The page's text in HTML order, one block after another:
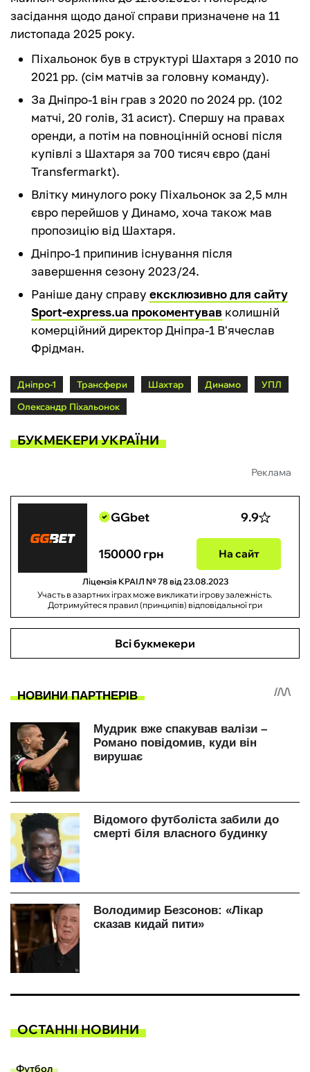
засідання щодо даної справи призначене на 11
листопада 2025 року.
Піхальонок був в структурі Шахтаря з 2010 по
2021 рр. (сім матчів за головну команду).
За Дніпро-1 він грав з 2020 по 2024 рр. (102
матчі, 20 голів, 31 асист). Спершу на правах
оренди, а потім на повноцінній основі після
купівлі з Шахтаря за 700 тисяч євро (дані
Transfermarkt).
Влітку минулого року Піхальонок за 2,5 млн
євро перейшов у Динамо, хоча також мав
пропозицію від Шахтаря.
Дніпро-1 припинив існування після
завершення сезону 2023/24.
Раніше дану справу ексклюзивно для сайту
Sport-express.ua прокоментував колишній
комерційний директор Дніпра-1 В'ячеслав
Фрідман.
Дніпро-1 Трансфери Шахтар Динамо
УПЛ
Олександр Піхальонок
БУКМЕКЕРИ УКРАЇНИ
Реклама
GGbet 9.9
150000 грн На сайт
Ліцензія КРАІЛ № 78 від 23.08.2023
Участь в азартних іграх може викликати ігрову залежність.
Дотримуйтеся правил (принципів) відповідальної гри
Всі букмекери
ОСТАННІ НОВИНИ
Футбол